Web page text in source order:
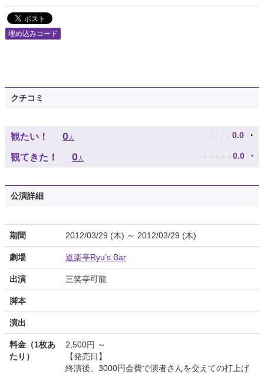
埋め込みコード
クチコミ
観たい！ 0人 ♪ ♪ ♪ ♪ ♪ 0.0
観てきた！ 0人 ★ ★ ★ ★ ★ 0.0
公演詳細
期間 2012/03/29 (木) ～ 2012/03/29 (木)
劇場 道楽亭Ryu’s Bar
出演 三笑亭可龍
脚本
演出
料金（1枚あ
たり）
2,500円 ～
【発売日】
終演後、3000円会費で演者さんを交えての打上げ